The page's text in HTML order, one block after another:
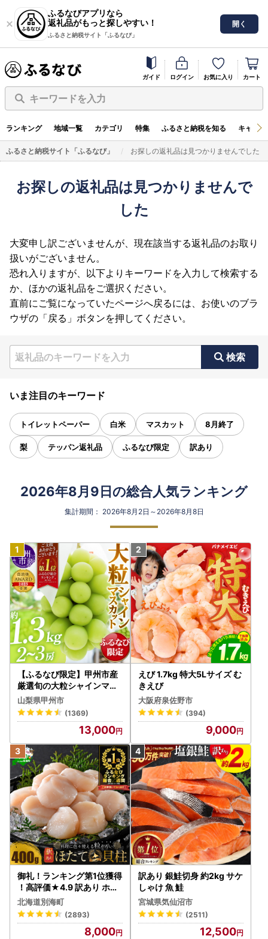
ふるなびアプリなら
返礼品がもっと探しやすい！
ふるさと納税サイト「ふるなび」
開く
ガイド ログイン お気に入り カート
キーワードを入力
ランキング 地域一覧 カテゴリ 特集 ふるさと納税を知る キャン
ふるさと納税サイト「ふるなび」 お探しの返礼品は見つかりませんでした
お探しの返礼品は見つかりませんで
した
大変申し訳ございませんが、現在該当する返礼品のお取り
扱いがございません。
恐れ入りますが、以下よりキーワードを入力して検索する
か、ほかの返礼品をご選択ください。
直前にご覧になっていたページへ戻るには、お使いのブラ
ウザの「戻る」ボタンを押してください。
検索
いま注目のキーワード
トイレットペーパー 白米 マスカット 8月終了
梨 テッパン返礼品 ふるなび限定 訳あり
2026年8月9日の総合人気ランキング
集計期間： 2026年8月2日～2026年8月8日
【ふるなび限定】甲州市産
厳選旬の大粒シャインマス
カット 約1.3kg 2～3房【2
026年発送】（MG）B12-
472 FN-Limited-VO シャ
インマスカット フルーツ
山梨県甲州市
(1369)
13,000
えび 1.7kg 特大5Lサイズ む
きえび
大阪府泉佐野市
(394)
9,000
御礼！ランキング第1位獲得
！高評価★4.9 訳あり ホタ
テ 400g（ほたて 帆立 貝柱
冷凍 ）
北海道別海町
(2893)
8,000
訳あり 銀鮭切身 約2kg サケ
しゃけ 魚 鮭
宮城県気仙沼市
(2511)
12,500